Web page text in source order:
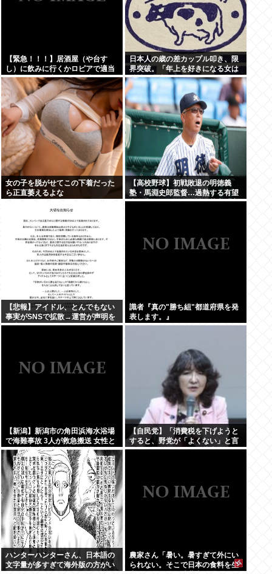
【緊急！！！】居酒屋（や台す
し）に飲みに行くかロピアで適当
に刺身買って家で飲むか迷ってる
日本人の歳の差カップル叩き、限
界突破。「年上を好きになる女は
精神異常者」
女の子を脱がせてこの下着だった
ら正直萎えるよな
【高校野球】初戦敗退の明徳義
塾・馬淵史郎監督…過熱する有望
中学生のスカウト合戦に苦言「高
【悲報】アイドル、とんでもない
事実がSNSで拡散→運営が声明を
発表www
識者『真の"勝ち組"都道府県を発
表します。』
【新潟】新潟市の角田浜海水浴場
で海難事故 3人が救急搬送 女性と
男児が心肺停止 男性は意識あり
【自民党】「消費税を下げようと
すると、野党が「よくない」と言
うのが理解できない」片山さつき
ハンターハンターさん、日本語の
文字量が多すぎて海外版の方がい
農家さん「暑い。暑すぎて外にい
られない。そこで日本の食料を生